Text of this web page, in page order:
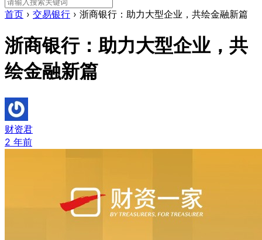
首页 › 交易银行 › 浙商银行：助力大型企业，共绘金融新篇
浙商银行：助力大型企业，共
绘金融新篇
财资君
2 年前